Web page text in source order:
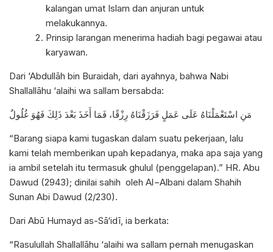
kalangan umat Islam dan anjuran untuk
melakukannya.
Prinsip larangan menerima hadiah bagi pegawai atau
karyawan.
Dari ‘Abdullāh bin Buraidah, dari ayahnya, bahwa Nabi
Shallallāhu ‘alaihi wa sallam bersabda:
مَنِ اسْتَعْمَلْنَاهُ عَلَى عَمَلٍ فَرَزَقْنَاهُ رِزْقًا، فَمَا أَخَذَ بَعْدَ ذَلِكَ فَهُوَ غُلُولٌ
“Barang siapa kami tugaskan dalam suatu pekerjaan, lalu
kami telah memberikan upah kepadanya, maka apa saja yang
ia ambil setelah itu termasuk ghulul (penggelapan).” HR. Abu
Dawud (2943); dinilai sahih oleh Al−Albani dalam Shahih
Sunan Abi Dawud (2/230).
Dari Abū Humayd as-Sā‘idī, ia berkata:
“Rasulullah Shallallāhu ‘alaihi wa sallam pernah menugaskan